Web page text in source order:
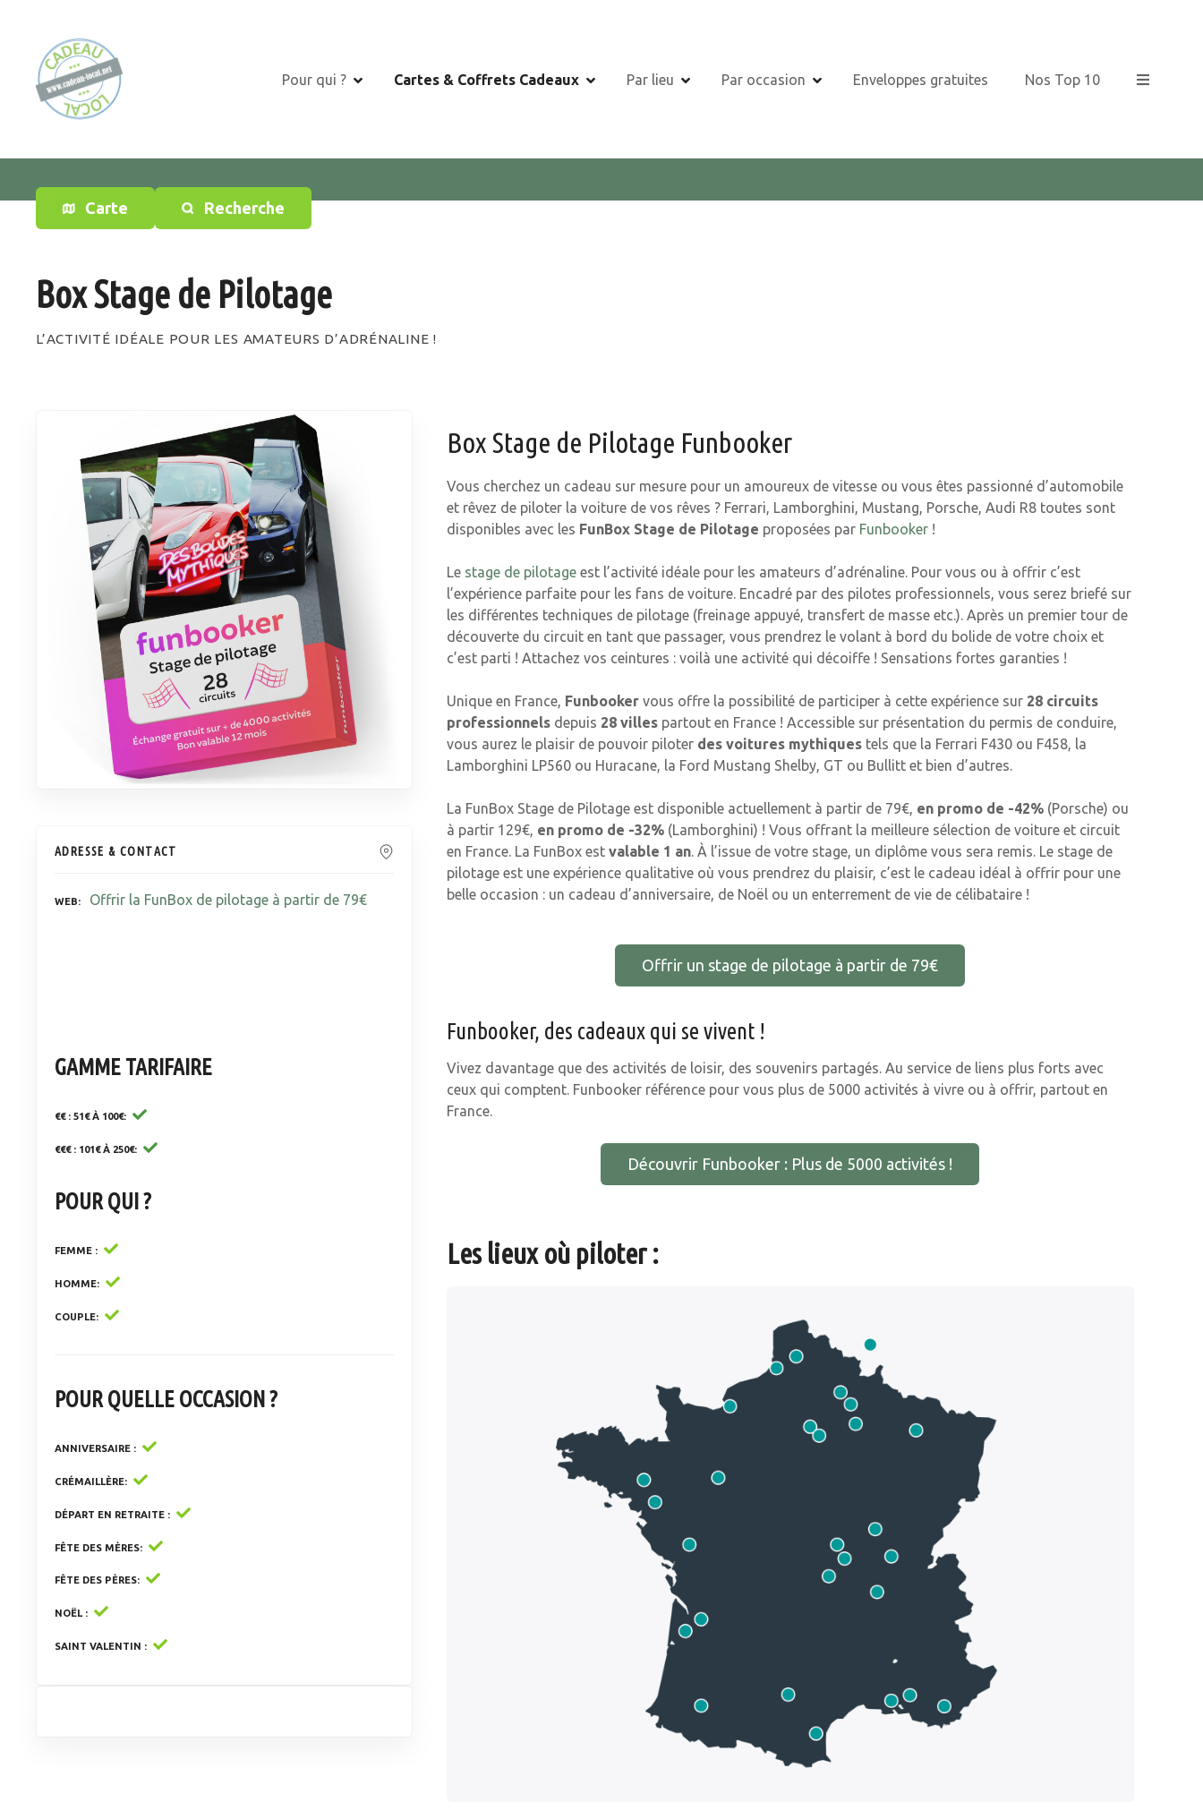
o
t
Pour qui ? Cartes & Coffrets Cadeaux Par lieu Par occasion Enveloppes gratuites Nos Top 10
Carte Recherche
Box Stage de Pilotage
L’ACTIVITÉ IDÉALE POUR LES AMATEURS D’ADRÉNALINE !
ADRESSE & CONTACT
WEB Offrir la FunBox de pilotage à partir de 79€
GAMME TARIFAIRE
€€ : 51€ À 100€
€€€ : 101€ À 250€
POUR QUI ?
FEMME
HOMME
COUPLE
POUR QUELLE OCCASION ?
ANNIVERSAIRE
CRÉMAILLÈRE
DÉPART EN RETRAITE
FÊTE DES MÈRES
FÊTE DES PÈRES
NOËL
SAINT VALENTIN
Box Stage de Pilotage Funbooker
Vous cherchez un cadeau sur mesure pour un amoureux de vitesse ou vous êtes passionné d’automobile
et rêvez de piloter la voiture de vos rêves ? Ferrari, Lamborghini, Mustang, Porsche, Audi R8 toutes sont
disponibles avec les FunBox Stage de Pilotage proposées par Funbooker!
Le stage de pilotageest l’activité idéale pour les amateurs d’adrénaline. Pour vous ou à offrir c’est
l’expérience parfaite pour les fans de voiture. Encadré par des pilotes professionnels, vous serez briefé sur
les différentes techniques de pilotage (freinage appuyé, transfert de masse etc.). Après un premier tour de
découverte du circuit en tant que passager, vous prendrez le volant à bord du bolide de votre choix et
c’est parti ! Attachez vos ceintures : voilà une activité qui décoiffe ! Sensations fortes garanties !
Unique en France, Funbookervous offre la possibilité de participer à cette expérience sur 28 circuits
professionnelsdepuis 28 villespartout en France ! Accessible sur présentation du permis de conduire,
vous aurez le plaisir de pouvoir piloter des voitures mythiques tels que la Ferrari F430 ou F458, la
Lamborghini LP560 ou Huracane, la Ford Mustang Shelby, GT ou Bullitt et bien d’autres.
La FunBox Stage de Pilotage est disponible actuellement à partir de 79€, en promo de -42%(Porsche) ou
à partir 129€, en promo de -32% (Lamborghini) ! Vous offrant la meilleure sélection de voiture et circuit
en France. La FunBox est valable 1 an. À l’issue de votre stage, un diplôme vous sera remis. Le stage de
pilotage est une expérience qualitative où vous prendrez du plaisir, c’est le cadeau idéal à offrir pour une
belle occasion : un cadeau d’anniversaire, de Noël ou un enterrement de vie de célibataire !
Offrir un stage de pilotage à partir de 79€
Funbooker, des cadeaux qui se vivent !
Vivez davantage que des activités de loisir, des souvenirs partagés. Au service de liens plus forts avec
ceux qui comptent. Funbooker référence pour vous plus de 5000 activités à vivre ou à offrir, partout en
France.
Découvrir Funbooker : Plus de 5000 activités !
Les lieux où piloter :